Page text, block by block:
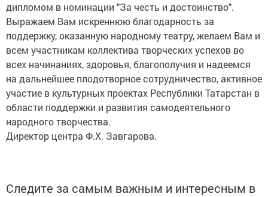
дипломом в номинации "За честь и достоинство".
Выражаем Вам искреннюю благодарность за
поддержку, оказанную народному театру, желаем Вам и
всем участникам коллектива творческих успехов во
всех начинаниях, здоровья, благополучия и надеемся
на дальнейшее плодотворное сотрудничество, активное
участие в культурных проектах Республики Татарстан в
области поддержки и развития самодеятельного
народного творчества.
Директор центра Ф.Х. Завгарова.
Следите за самым важным и интересным в